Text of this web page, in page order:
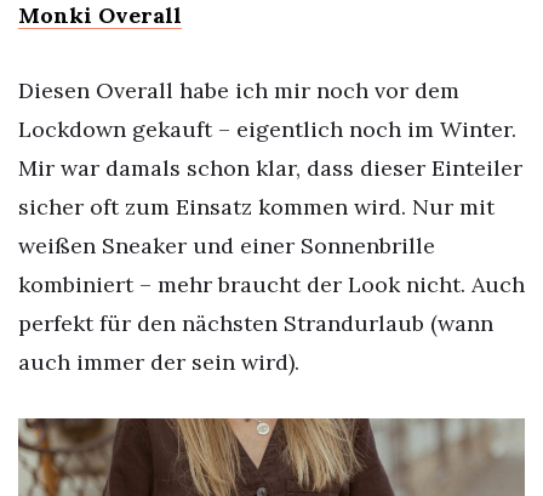
Monki Overall
Diesen Overall habe ich mir noch vor dem
Lockdown gekauft – eigentlich noch im Winter.
Mir war damals schon klar, dass dieser Einteiler
sicher oft zum Einsatz kommen wird. Nur mit
weißen Sneaker und einer Sonnenbrille
kombiniert – mehr braucht der Look nicht. Auch
perfekt für den nächsten Strandurlaub (wann
auch immer der sein wird).